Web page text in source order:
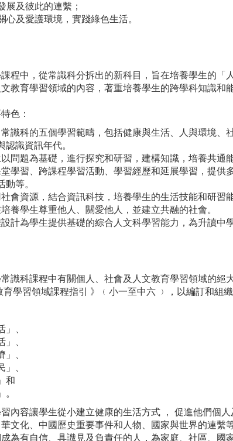
展及彼此的連繫；
心及愛護環境，實踐綠色生活。
程中，從常識科分拆出的新科目，旨在培養學生的「
教育學習領域的內容，著重培養學生的跨學科知識和
色：
識科的五個學習範疇，包括健康與生活、人與環境、
認識資訊年代。
問題為基礎，進行探究和研習，建構知識，培養共通
學習、跨課程學習活動、學習經歷和延展學習，提供
動等。
會資源，結合資訊科技，培養學生的生活技能和研習能
養學生尊重他人、關愛他人，並建立共融的社會。
計為學生提供基礎的綜合人文科學習能力，為升讀中
識科課程中有關個人、社會及人文教育學習領域的絕
學習領域課程指引 》﹙小一至中六 ﹚，以編訂和組織
、
、
、
、
和
習內容讓學生從小建立健康的生活方式 ， 促進他們個
文化、中國歷史重要事件和人物、國家與世界的連繫
為有自信、具識見及負責任的人，為家庭、社區、國